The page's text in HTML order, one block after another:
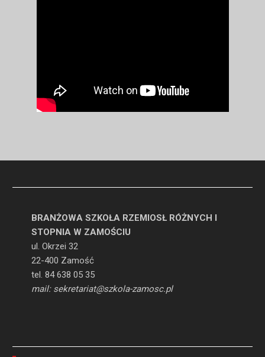
BRANŻOWA SZKOŁA RZEMIOSŁ RÓŻNYCH I
STOPNIA W ZAMOŚCIU
ul. Okrzei 32
22-400 Zamość
tel. 84 638 05 35
mail: sekretariat@szkola-zamosc.pl